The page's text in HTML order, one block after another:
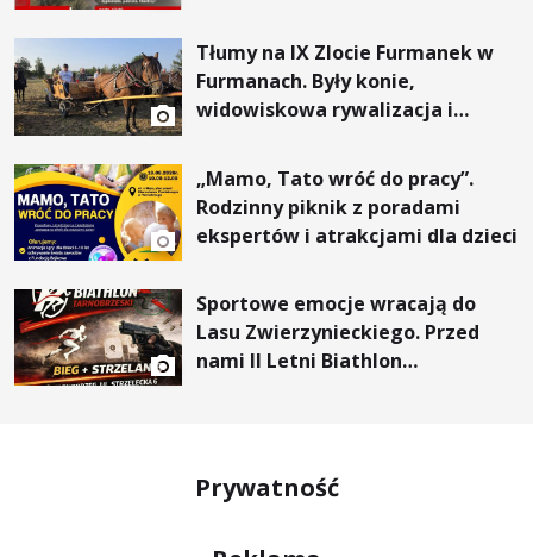
Tłumy na IX Zlocie Furmanek w
Furmanach. Były konie,
widowiskowa rywalizacja i
„Mamo, Tato wróć do pracy”.
Rodzinny piknik z poradami
ekspertów i atrakcjami dla dzieci
Sportowe emocje wracają do
Lasu Zwierzynieckiego. Przed
nami II Letni Biathlon
Prywatność